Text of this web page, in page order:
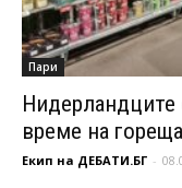
Пари
Нидерландците
време на
Екип на ДЕБАТИ.БГ -